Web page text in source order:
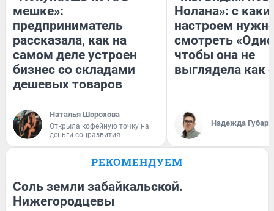
мешке»:
предприниматель
рассказала, как на
самом деле устроен
бизнес со складами
дешевых товаров
Наталья Шорохова
Открыла кофейную точку на
деньги соцразвития
Нолана»: с
настроем
смотреть
чтобы она не
выглядела как
Надежда Губарь
РЕКОМЕНДУЕМ
Соль земли забайкальской.
Нижегородцевы